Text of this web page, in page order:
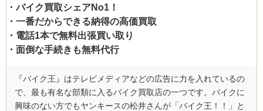
・バイク買取シェアNo1！
・一番だからできる納得の高価買取
・電話1本で無料出張買い取り
・面倒な手続きも無料代行
『バイク王』はテレビメディアなどの広告に力を入れているの
で、最も有名な部類に入るバイク買取店の一つです。バイクに
興味のない方でもヤンキースの松井さんが「バイク王！！」と